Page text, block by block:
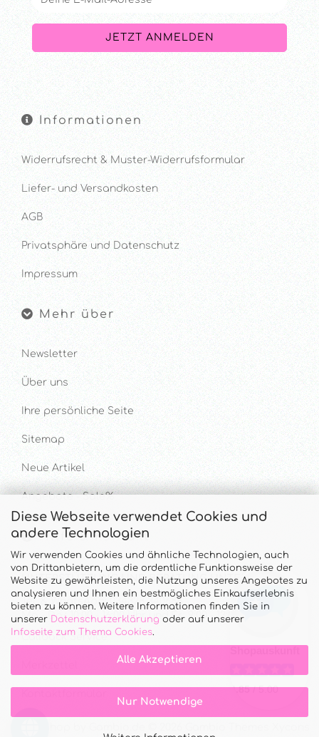
Diese Webseite verwendet Cookies und
andere Technologien
Wir verwenden Cookies und ähnliche Technologien, auch
von Drittanbietern, um die ordentliche Funktionsweise der
Website zu gewährleisten, die Nutzung unseres Angebotes zu
analysieren und Ihnen ein bestmögliches Einkaufserlebnis
bieten zu können. Weitere Informationen finden Sie in
unserer Datenschutzerklärung oder auf unserer
Infoseite zum Thema Cookies.
Alle Akzeptieren
Nur Notwendige
Informationen
Widerrufsrecht & Muster-Widerrufsformular
Liefer- und Versandkosten
AGB
Privatsphäre und Datenschutz
Impressum
Mehr über
Newsletter
Über uns
Ihre persönliche Seite
Sitemap
Neue Artikel
Angebote - Sale%
Hilfe & Kontakt
UNTERSTÜTZUNG UND BERATUNG UNTER
Tel. & WhatsApp: 034328 340688
Mo - Do.: 10:00 - 16:00 Uhr und Fr.: 9:00 - 13:00 Uhr
Callback Service